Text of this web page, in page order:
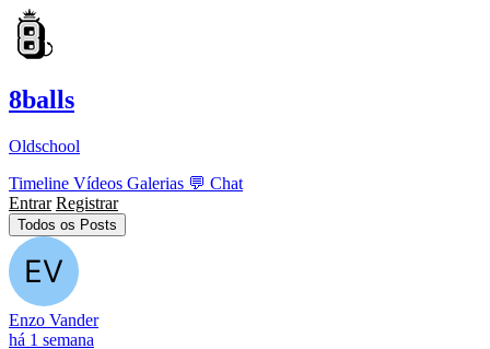
8balls
Oldschool
Timeline Vídeos Galerias 💬 Chat
Entrar Registrar
Todos os Posts
Enzo Vander
há 1 semana